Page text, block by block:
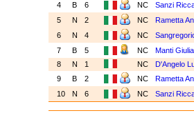
4
B 6 NC
Sanzi
5
N 2 NC
Rametta
6
N 4 NC
7
B 5 NC
Manti Giulia
8
N 1 NC
D'Angelo
9
B 2 NC
Rametta
10
N 6 NC Sanzi